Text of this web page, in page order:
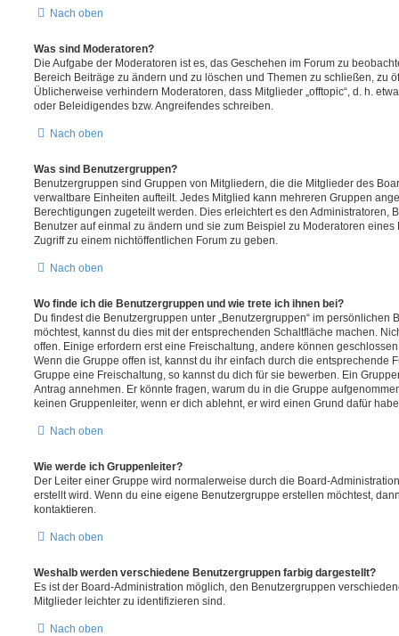
Nach oben
Was sind Moderatoren?
Die Aufgabe der Moderatoren ist es, das Geschehen im Forum zu
Bereich Beiträge zu ändern und zu löschen und Themen zu schließen, zu
Üblicherweise verhindern Moderatoren, dass Mitglieder „offtopic“, d. h.
oder Beleidigendes bzw. Angreifendes schreiben.
Nach oben
Was sind Benutzergruppen?
Benutzergruppen sind Gruppen von Mitgliedern, die die Mitglieder des
verwaltbare Einheiten aufteilt. Jedes Mitglied kann mehreren Gruppen
Berechtigungen zugeteilt werden. Dies erleichtert es den Administratoren,
Benutzer auf einmal zu ändern und sie zum Beispiel zu Moderatoren
Zugriff zu einem nichtöffentlichen Forum zu geben.
Nach oben
Wo finde ich die Benutzergruppen und wie trete ich ihnen bei?
Du findest die Benutzergruppen unter „Benutzergruppen“ im persönlichen
möchtest, kannst du dies mit der entsprechenden Schaltfläche machen.
offen. Einige erfordern erst eine Freischaltung, andere können
Wenn die Gruppe offen ist, kannst du ihr einfach durch die entsprechende
Gruppe eine Freischaltung, so kannst du dich für sie bewerben. Ein
Antrag annehmen. Er könnte fragen, warum du in die Gruppe
keinen Gruppenleiter, wenn er dich ablehnt, er wird einen Grund dafür
Nach oben
Wie werde ich Gruppenleiter?
Der Leiter einer Gruppe wird normalerweise durch die Board-
erstellt wird. Wenn du eine eigene Benutzergruppe erstellen möchtest,
kontaktieren.
Nach oben
Weshalb werden verschiedene Benutzergruppen farbig dargestellt?
Es ist der Board-Administration möglich, den Benutzergruppen
Mitglieder leichter zu identifizieren sind.
Nach oben